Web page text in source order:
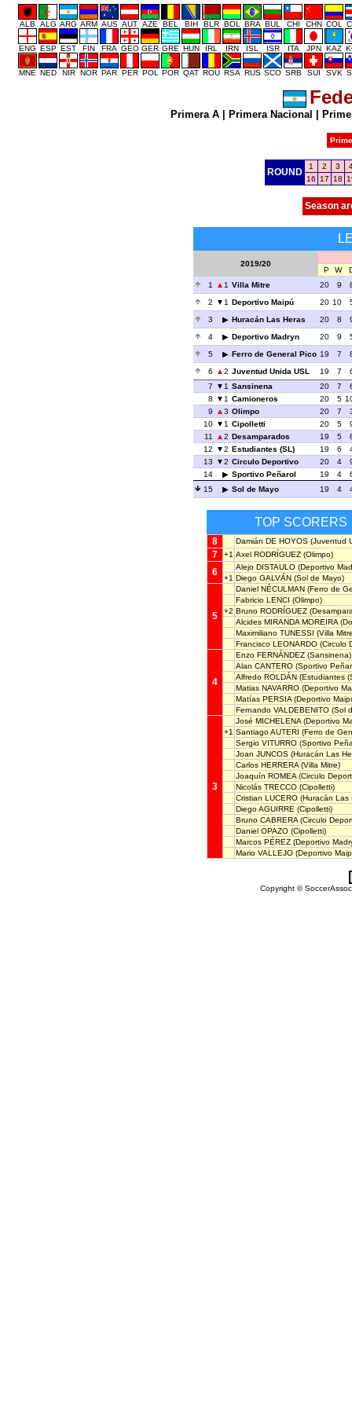
ALB ALG ARG ARM AUS AUT AZE BEL BIH BLR BOL BRA BUL CHI CHN COL
ENG ESP EST FIN FRA GEO GER GRE HUN IRL IRN ISL ISR ITA JPN KAZ
MNE NED NIR NOR PAR PER POL POR QAT ROU RSA RUS SCO SRB SUI SVK
Primera A Primera Nacional
ROUND
1 2 3
16
17 18
Season
2019/20
P W
1
1 Villa Mitre 20 9
2
1 Deportivo Maipú 20 10
3
Huracán Las Heras 20 8
4
Deportivo Madryn 20 9
5
Ferro de General Pico 19 7
6
2 Juventud Unida USL 19 7
7
1 Sansinena 20 7
8
1 Camioneros 20 5
9
3 Olimpo 20 7
10
1 Cipolletti 20 5
11
2 Desamparados 19 5
12
2 Estudiantes (SL) 19 6
13
2 Circulo Deportivo 20 4
14
Sportivo Peñarol 19 4
15
Sol de Mayo 19 4
TOP SCORERS
8 Damián DE HOYOS (Juventud
7 +1 Axel RODRÍGUEZ (Olimpo)
6 Alejo DISTAULO (Deportivo
+1 Diego GALVÁN (Sol de Mayo)
5
Daniel NÉCULMAN (Ferro de
Fabricio LENCI (Olimpo)
+2 Bruno RODRÍGUEZ
Alcides MIRANDA MOREIRA
Maximiliano TUNESSI (Villa
Francisco LEONARDO (Circulo
4
Enzo FERNÁNDEZ (Sansinena)
Alan CANTERO (Sportivo
Alfredo ROLDÁN (Estudiantes
Matias NAVARRO (Deportivo
Matías PERSIA (Deportivo
Fernando VALDEBENITO (Sol
3
José MICHELENA (Deportivo
+1 Santiago AUTERI (Ferro de
Sergio VITURRO (Sportivo
Joan JUNCOS (Huracán Las
Carlos HERRERA (Villa Mitre)
Joaquín ROMEA (Circulo
Nicolás TRECCO (Cipolletti)
Cristian LUCERO (Huracán Las
Diego AGUIRRE (Cipolletti)
Bruno CABRERA (Circulo
Daniel OPAZO (Cipolletti)
Marcos PÉREZ (Deportivo
Mario VALLEJO (Deportivo
Copyright ©